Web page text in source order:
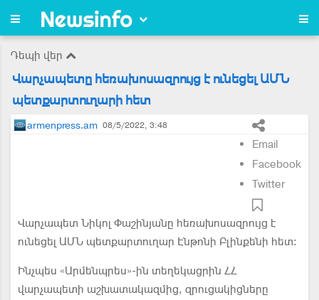
Դեպի վեր
Վարչապետը հեռախոսազրույց է ունեցել ԱՄՆ
պետքարտուղարի հետ
armenpress.am 08/5/2022, 3:48
Email
Facebook
Twitter
Վարչապետ Նիկոլ Փաշինյանը հեռախոսազրույց է
ունեցել ԱՄՆ պետքարտուղար Էնթոնի Բլինքենի հետ:
Ինչպես «Արմենպրես»-ին տեղեկացրին ՀՀ
վարչապետի աշխատակազմից, զրուցակիցները